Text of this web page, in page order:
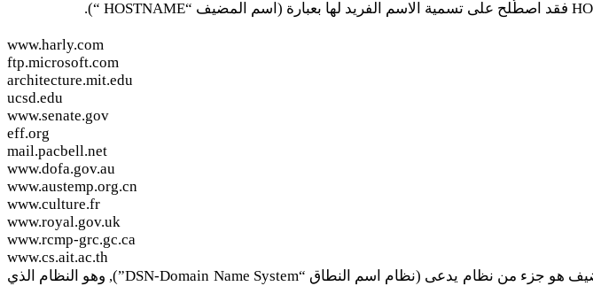
www.harly.com
ftp.microsoft.com
architecture.mit.edu
ucsd.edu
www.senate.gov
eff.org
mail.pacbell.net
www.dofa.gov.au
www.austemp.org.cn
www.culture.fr
www.royal.gov.uk
www.rcmp-grc.gc.ca
www.cs.ait.ac.th
لاحظ من القائمة السابقة أن كل عنوان مؤلف من قسمين أو أكثر يفصل بينها نقطة ( . ), واسم المضيف هو جزء من نظام يدعى (نظام اسم النطاق “DSN-Domain Name System”), وهو النظام الذي